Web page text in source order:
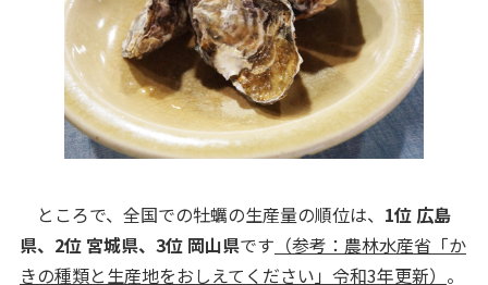
ところで、全国での牡蠣の生産量の順位は、 1位 広島
県、2位 宮城県、3位 岡山県です （参考：農林水産省「か
きの種類と生産地をおしえてください」令和3年更新） 。